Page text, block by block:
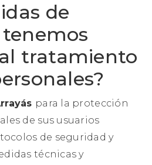
de
tratamiento
para la protección
de sus usuarios
de seguridad y
técnicas y